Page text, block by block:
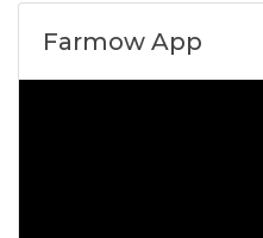
Farmow App